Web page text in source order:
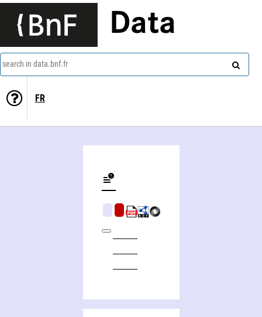
Data
search in data.bnf.fr
FR